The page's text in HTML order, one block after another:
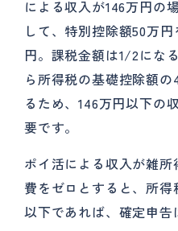
による収入が146万円の
して、特別控除額50万
円。課税金額は1/2にな
ら所得税の基礎控除額
るため、146万円以下の
要です。
ポイ活による収入が雑
費をゼロとすると、所
以下であれば、確定申告